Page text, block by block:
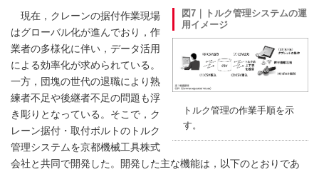
図7｜トルク管理システムの運
用イメージ
トルク管理の作業手順を示
す。
現在，クレーンの据付作業現場
はグローバル化が進んでおり，作
業者の多様化に伴い，データ活用
による効率化が求められている。
一方，団塊の世代の退職により熟
練者不足や後継者不足の問題も浮
き彫りとなっている。そこで，ク
レーン据付・取付ボルトのトルク
管理システムを京都機械工具株式
会社と共同で開発した。開発した主な機能は，以下のとおりであ